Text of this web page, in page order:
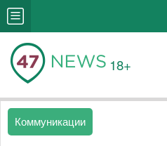
18+
Коммуникации